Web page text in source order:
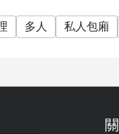
，預約將轉讓予其他客
座時段提供不同餐牌
適用於同桌客人，每
多人 私人包廂